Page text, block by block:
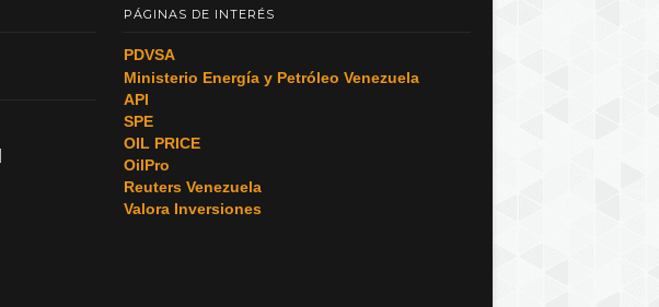
PÁGINAS DE INTERÉS
PDVSA
Ministerio Energía y Petróleo Venezuela
API
SPE
OIL PRICE
OilPro
Reuters Venezuela
Valora Inversiones